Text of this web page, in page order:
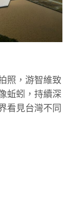
照，游智維致
蚯蚓，持續深
看見台灣不同